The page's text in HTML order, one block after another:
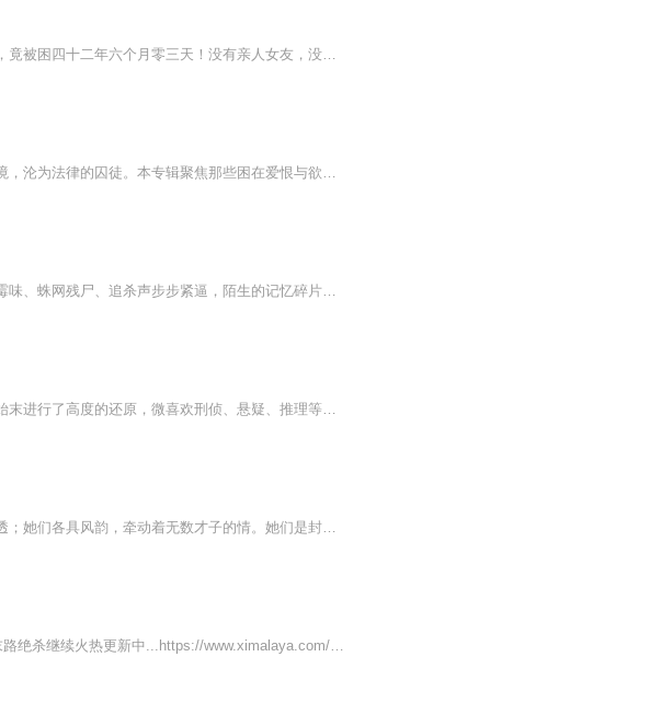
精品上架《高冷总裁的抵债新娘》，欢迎订阅、收听！一觉入梦，竟被困四十二年六个月零三天！没有亲人女友，没有现代科技，这里刀是终极武器，煤油灯是唯一光亮。本该熟悉的睡眠，成了终生囚禁的诅咒。在这片蛮荒玄幻世界，是永远沉沦，还是破梦而出？沉浸...
她们曾是女儿、妻子、母亲，却因一时执念、一场背叛、一次绝境，沦为法律的囚徒。本专辑聚焦那些困在爱恨与欲望牢笼中的女性，收录从烈女反杀案到纺织女工纵火案，从年轻女贪污犯到组织卖淫大案等极具代表性的案件，以沉浸式纪实手法，还原案件细节与警方...
睁开眼，她从汴梁沈家的烈火中，坠入了赵家嫡女的囚笼。柴房霉味、蛛网残尸、追杀声步步紧逼，陌生的记忆碎片在脑海中冲撞。权相要她死，旧怨要她偿，这具躯壳背负的血海深仇，远比她想象的更复杂。当柔弱身躯住进不屈灵魂，当复仇利刃遇上权谋棋局，她握...
《大案追踪》是根据国内真实案件，依据警方侦破过程，对案件始末进行了高度的还原，微喜欢刑侦、悬疑、推理等听众量身定制的音频专辑。专辑用讲述的方式，给听众以身临其境的沉浸式体验，让您听着了解社会，给予启示，做知法、懂法、守法的好公民。评论区...
乱世中，最不好活的是才女，她们才华四溢，总是把世界看得太透；她们各具风韵，牵动着无数才子的情。她们是封建卫道士批判的对象，挣扎在新旧思想的边缘，她们是渴望挣脱囚笼的红玫瑰。民国时期，本就乱世，而乱世中的爱情更如囚笼里的玫瑰一样，脆弱且易...
戳我来听专辑吧！ https://www.ximalaya.com/album/81765926末路绝杀继续火热更新中...https://www.ximalaya.com/album/80895199天黑请闭眼戳我来听...https://www.ximalaya.com/album/74338671一次意外的相识，没想到却是命运最后的枷锁，倾其所有付出一...